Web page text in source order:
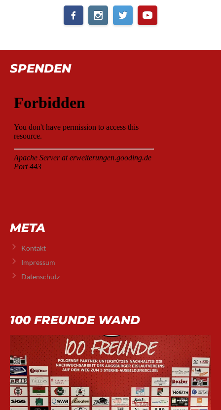
SPENDEN
META
Kontakt
Impressum
Datenschutz
100 FREUNDE WAND